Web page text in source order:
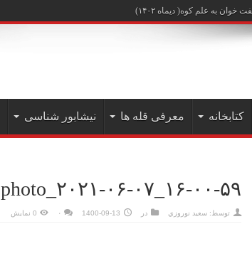
به علم کوه( دیماه ۱۴۰۲)
کتابخانه معرفی قله ها نیشابور شناسی
photo_۲۰۲۱-۰۶-۰۷_۱۶-۰۰-۵۹
توسط: سعيد نوروزي در 1400-09-13 ۰ 0 نمایش